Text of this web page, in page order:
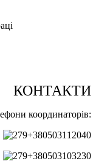
КОНТАКТИ
координаторів:
+380503112040
+380503103230